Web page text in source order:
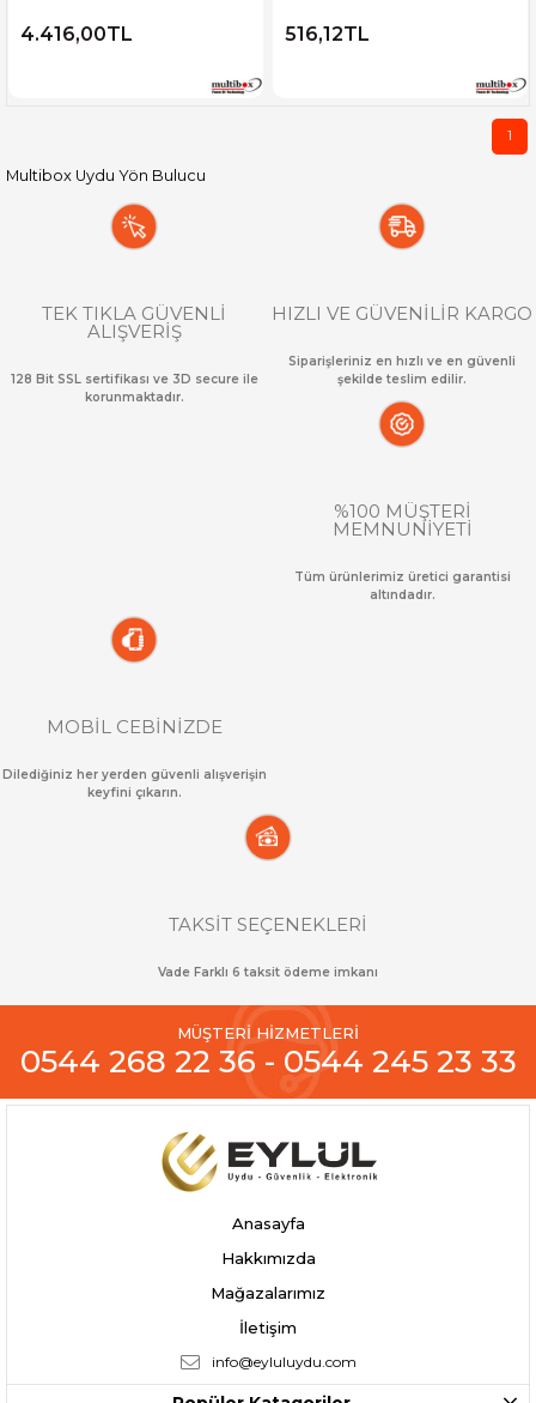
4.416,00TL 516,12TL
1
Multibox Uydu Yön Bulucu
TEK TIKLA GÜVENLİ
ALIŞVERİŞ
128 Bit SSL sertifikası ve 3D secure ile
korunmaktadır.
HIZLI VE GÜVENİLİR KARGO
Siparişleriniz en hızlı ve en güvenli
şekilde teslim edilir.
%100 MÜŞTERİ
MEMNUNİYETİ
Tüm ürünlerimiz üretici garantisi
altındadır.
MOBİL CEBİNİZDE
Dilediğiniz her yerden güvenli alışverişin
keyfini çıkarın.
TAKSİT SEÇENEKLERİ
Vade Farklı 6 taksit ödeme imkanı
MÜŞTERİ HİZMETLERİ
0544 268 22 36 - 0544 245 23 33
Anasayfa
Hakkımızda
Mağazalarımız
İletişim
info@eyluluydu.com